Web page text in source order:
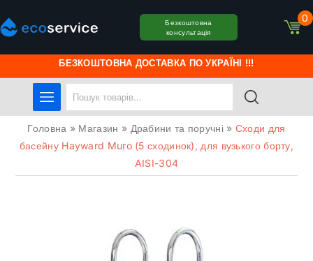
БЕЗКОШТОВНА ДОСТАВКА ПО УКРАЇНІ !!!
Безкоштовна
консультація
0
Головна » Магазин » Драбини та поручні» Сходи для
басейну Hayward Muro (5 сходинок), для вузького борту,
AISI-304